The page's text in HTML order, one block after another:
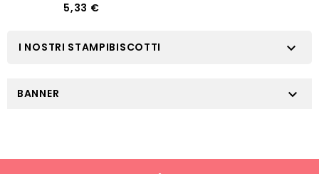
Prezzo
5,33 €
I NOSTRI STAMPIBISCOTTI 
BANNER 